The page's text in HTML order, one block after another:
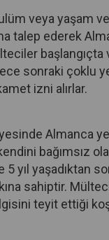
veya yaşam
talep ederek
başlangıçta
sonraki çoklu
izni alırlar.
Almanca
bağımsız
yıl yaşadıktan
sahiptir.
teyit ettiği